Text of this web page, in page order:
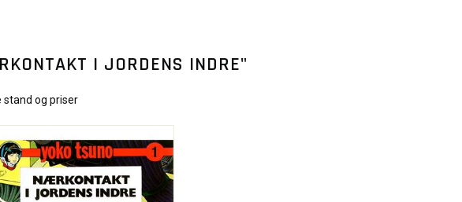
I JORDENS INDRE"
og priser